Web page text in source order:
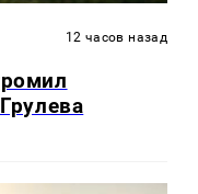
12 часов назад